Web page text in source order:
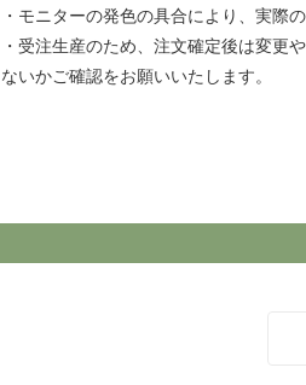
・モニターの発色の具合により、実際
・受注生産のため、注文確定後は変更
ないかご確認をお願いいたします。